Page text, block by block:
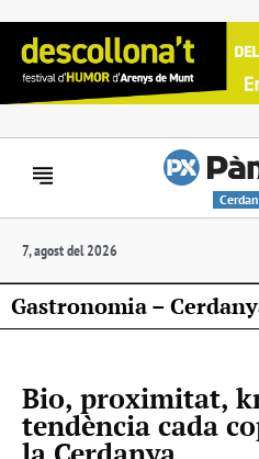
7, agost del 2026
Gastronomia –
Bio, proximitat,
tendència cada